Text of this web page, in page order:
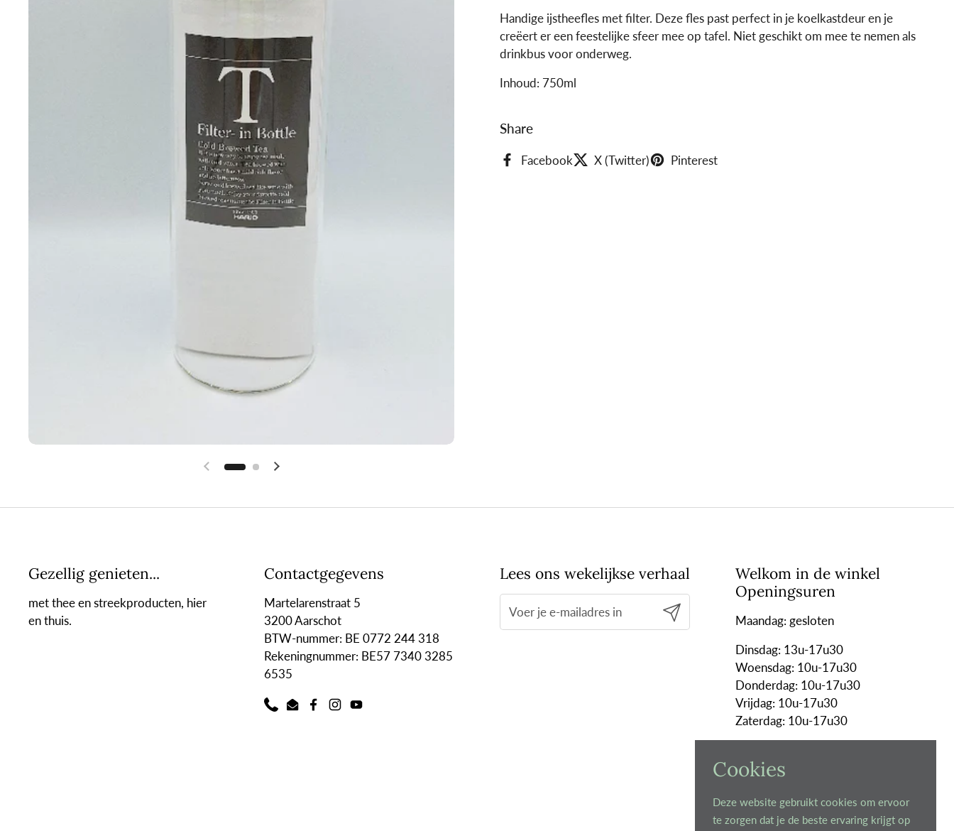
Vorige dia Volgende dia
Handige ijstheefles met filter. Deze fles past perfect in je koelkastdeur en je
creëert er een feestelijke sfeer mee op tafel. Niet geschikt om mee te nemen als
drinkbus voor onderweg.
Inhoud: 750ml
Share
Facebook X (Twitter) Pinterest
Gezellig genieten...
met thee en streekproducten, hier
en thuis.
Contactgegevens
Martelarenstraat 5
3200 Aarschot
BTW-nummer: BE 0772 244 318
Rekeningnummer: BE57 7340 3285
6535
PhoneEmailFacebook
Instagram
YouTube
Lees ons wekelijkse verhaal
Verzenden
Welkom in de winkel
Openingsuren
Maandag: gesloten
Dinsdag: 13u-17u30
Woensdag: 10u-17u30
Donderdag: 10u-17u30
Vrijdag: 10u-17u30
Zaterdag: 10u-17u30
7 tot en met 18 september 2026
Cookies
Deze website gebruikt cookies om ervoor
te zorgen dat je de beste ervaring krijgt op